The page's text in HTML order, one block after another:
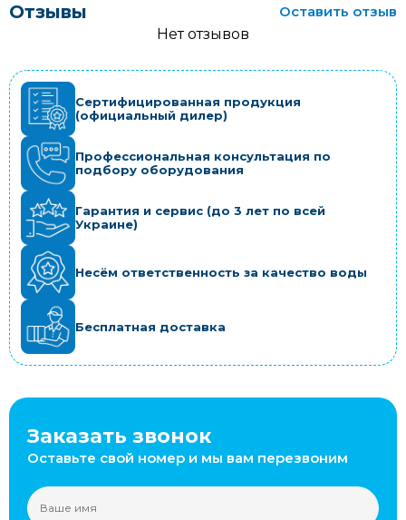
Отзывы
Оставить отзыв
Нет отзывов
Сертифицированная продукция
(официальный дилер)
Профессиональная консультация по
подбору оборудования
Гарантия и сервис (до 3 лет по всей
Украине)
Несём ответственность за качество воды
Бесплатная доставка
Заказать звонок
Оставьте свой номер и мы вам перезвоним